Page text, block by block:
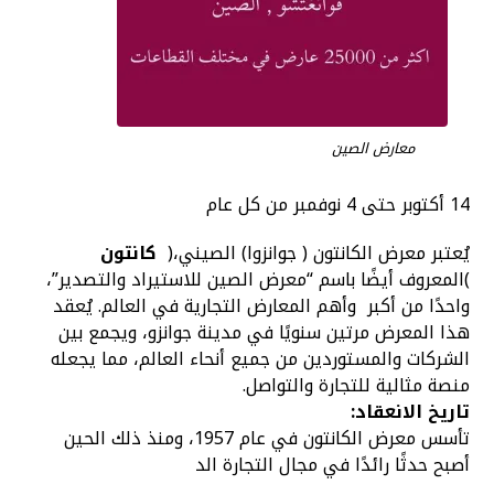
معارض الصين
14 أكتوبر حتى 4 نوفمبر من كل عام
يُعتبر معرض الكانتون ( جوانزوا) الصيني،( كانتون
)المعروف أيضًا باسم “معرض الصين للاستيراد والتصدير”،
واحدًا من أكبر وأهم المعارض التجارية في العالم. يُعقد
هذا المعرض مرتين سنويًا في مدينة جوانزو، ويجمع بين
الشركات والمستوردين من جميع أنحاء العالم، مما يجعله
منصة مثالية للتجارة والتواصل.
تاريخ الانعقاد:
تأسس معرض الكانتون في عام 1957، ومنذ ذلك الحين
أصبح حدثًا رائدًا في مجال التجارة الد